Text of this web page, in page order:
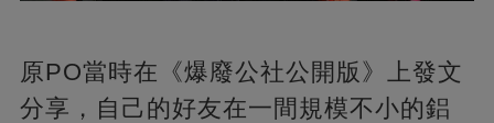
原PO當時在《爆廢公社公開版》上發文
分享，自己的好友在一間規模不小的鋁